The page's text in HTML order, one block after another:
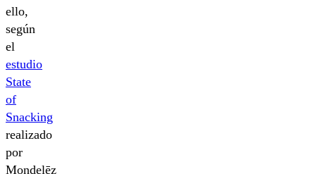
ello,
según
el
estudio
State
of
Snacking
realizado
por
Mondelēz